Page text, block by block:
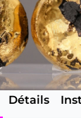
Détails